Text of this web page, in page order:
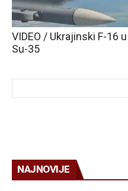
VIDEO / Ukrajinski F-16
Su-35
NAJNOVIJE